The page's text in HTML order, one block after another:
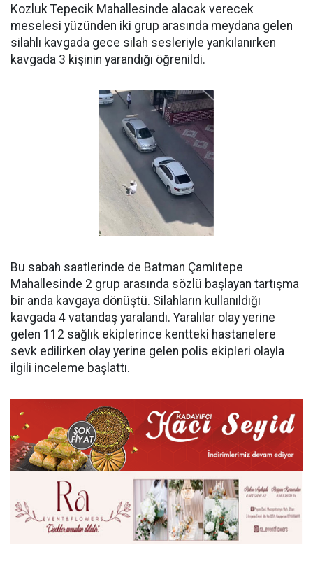
Kozluk Tepecik Mahallesinde alacak verecek
meselesi yüzünden iki grup arasında meydana gelen
silahlı kavgada gece silah sesleriyle yankılanırken
kavgada 3 kişinin yarandığı öğrenildi.
Bu sabah saatlerinde de Batman Çamlıtepe
Mahallesinde 2 grup arasında sözlü başlayan tartışma
bir anda kavgaya dönüştü. Silahların kullanıldığı
kavgada 4 vatandaş yaralandı. Yaralılar olay yerine
gelen 112 sağlık ekiplerince kentteki hastanelere
sevk edilirken olay yerine gelen polis ekipleri olayla
ilgili inceleme başlattı.